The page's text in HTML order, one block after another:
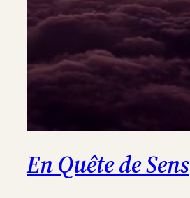
En Quête de Sens